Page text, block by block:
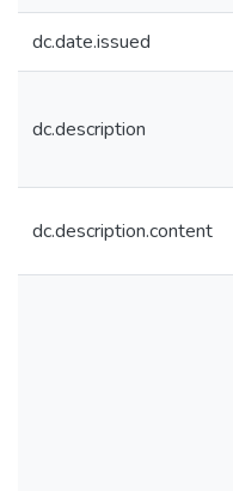
dc.date.issued
dc.description
dc.description.content